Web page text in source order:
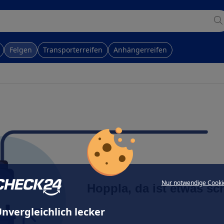
Nur notwendige
lecker
Felgen Transporterreifen Anhängerreifen
Hoppla, da ist etwas